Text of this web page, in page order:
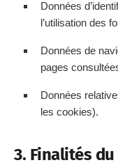
Données
l’utilisation des
Données de
pages
Données
les cookies).
3. Finalités